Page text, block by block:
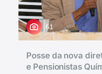
61
Posse da nova
e Pensionistas